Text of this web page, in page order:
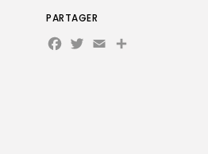
PARTAGER
Facebook
Twitter
Email